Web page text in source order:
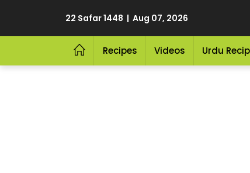
22 Safar 1448 | Aug 07, 2026
Recipes Videos Urdu